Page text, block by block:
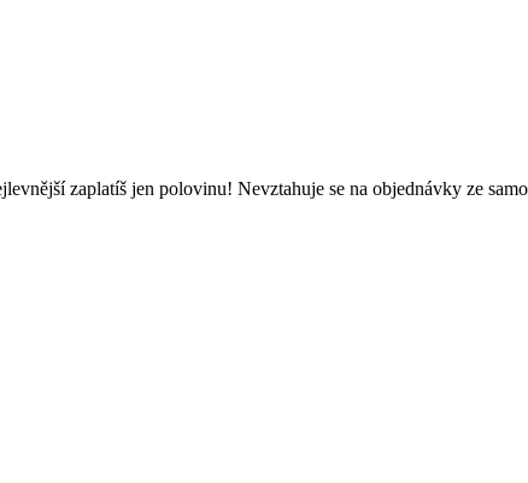
zaplatíš jen polovinu! Nevztahuje se na objednávky ze